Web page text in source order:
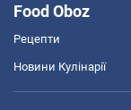
Food Oboz
Рецепти
Новини Кулінарії